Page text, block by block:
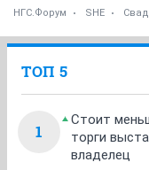
НГС.Форум SHE
ТОП 5
1
Стоит
торги
владелец